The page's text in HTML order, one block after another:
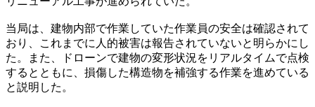
当局は、建物内部で作業していた作業員の安全は確認されて
おり、これまでに人的被害は報告されていないと明らかにし
た。また、ドローンで建物の変形状況をリアルタイムで点検
するとともに、損傷した構造物を補強する作業を進めている
と説明した。